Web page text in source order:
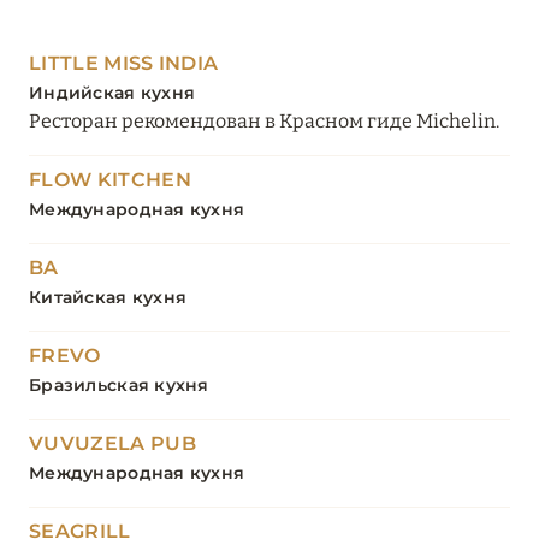
LITTLE MISS INDIA
Индийская кухня
Ресторан рекомендован в Красном гиде Michelin.
FLOW KITCHEN
Международная кухня
BA
Китайская кухня
FREVO
Бразильская кухня
VUVUZELA PUB
Международная кухня
SEAGRILL